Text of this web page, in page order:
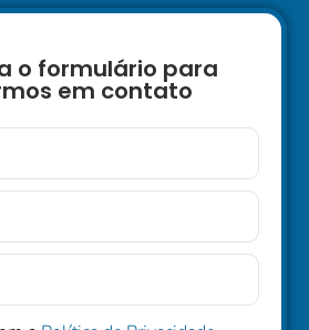
o formulário para
em contato